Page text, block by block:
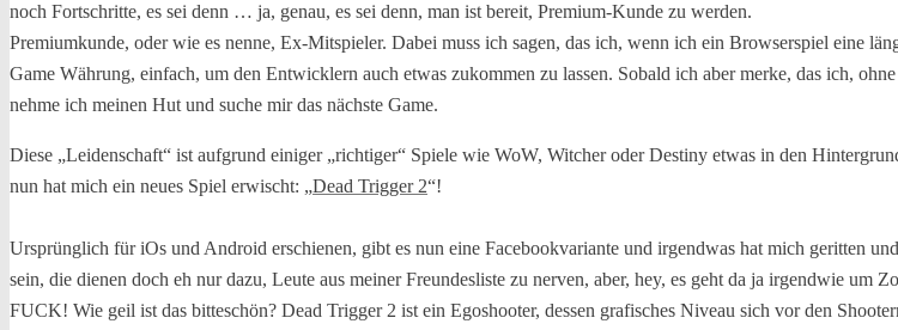
noch Fortschritte, es sei denn … ja, genau, es sei denn, man ist bereit, Premium-Kunde zu werden.
Premiumkunde, oder wie es nenne, Ex-Mitspieler. Dabei muss ich sagen, das ich, wenn ich ein Browserspiel eine
Game Währung, einfach, um den Entwicklern auch etwas zukommen zu lassen. Sobald ich aber merke, das ich,
nehme ich meinen Hut und suche mir das nächste Game.
Diese „Leidenschaft“ ist aufgrund einiger „richtiger“ Spiele wie WoW, Witcher oder Destiny etwas in den
nun hat mich ein neues Spiel erwischt: „Dead Trigger 2“!
Ursprünglich für iOs und Android erschienen, gibt es nun eine Facebookvariante und irgendwas hat mich geritten
sein, die dienen doch eh nur dazu, Leute aus meiner Freundesliste zu nerven, aber, hey, es geht da ja irgendwie um
FUCK! Wie geil ist das bitteschön? Dead Trigger 2 ist ein Egoshooter, dessen grafisches Niveau sich vor den